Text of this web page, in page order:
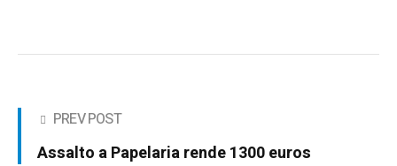
PREV POST
Assalto a Papelaria rende 1300 euros